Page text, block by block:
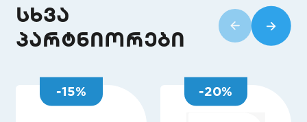
სხვა
პარტნიორები
-15% -20%